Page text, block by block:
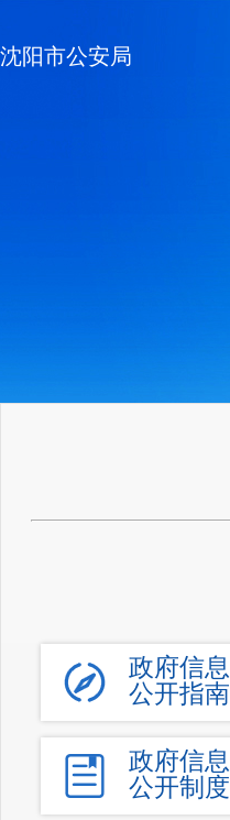
沈阳市公安局
政府信息
公开指南
政府信息
公开制度